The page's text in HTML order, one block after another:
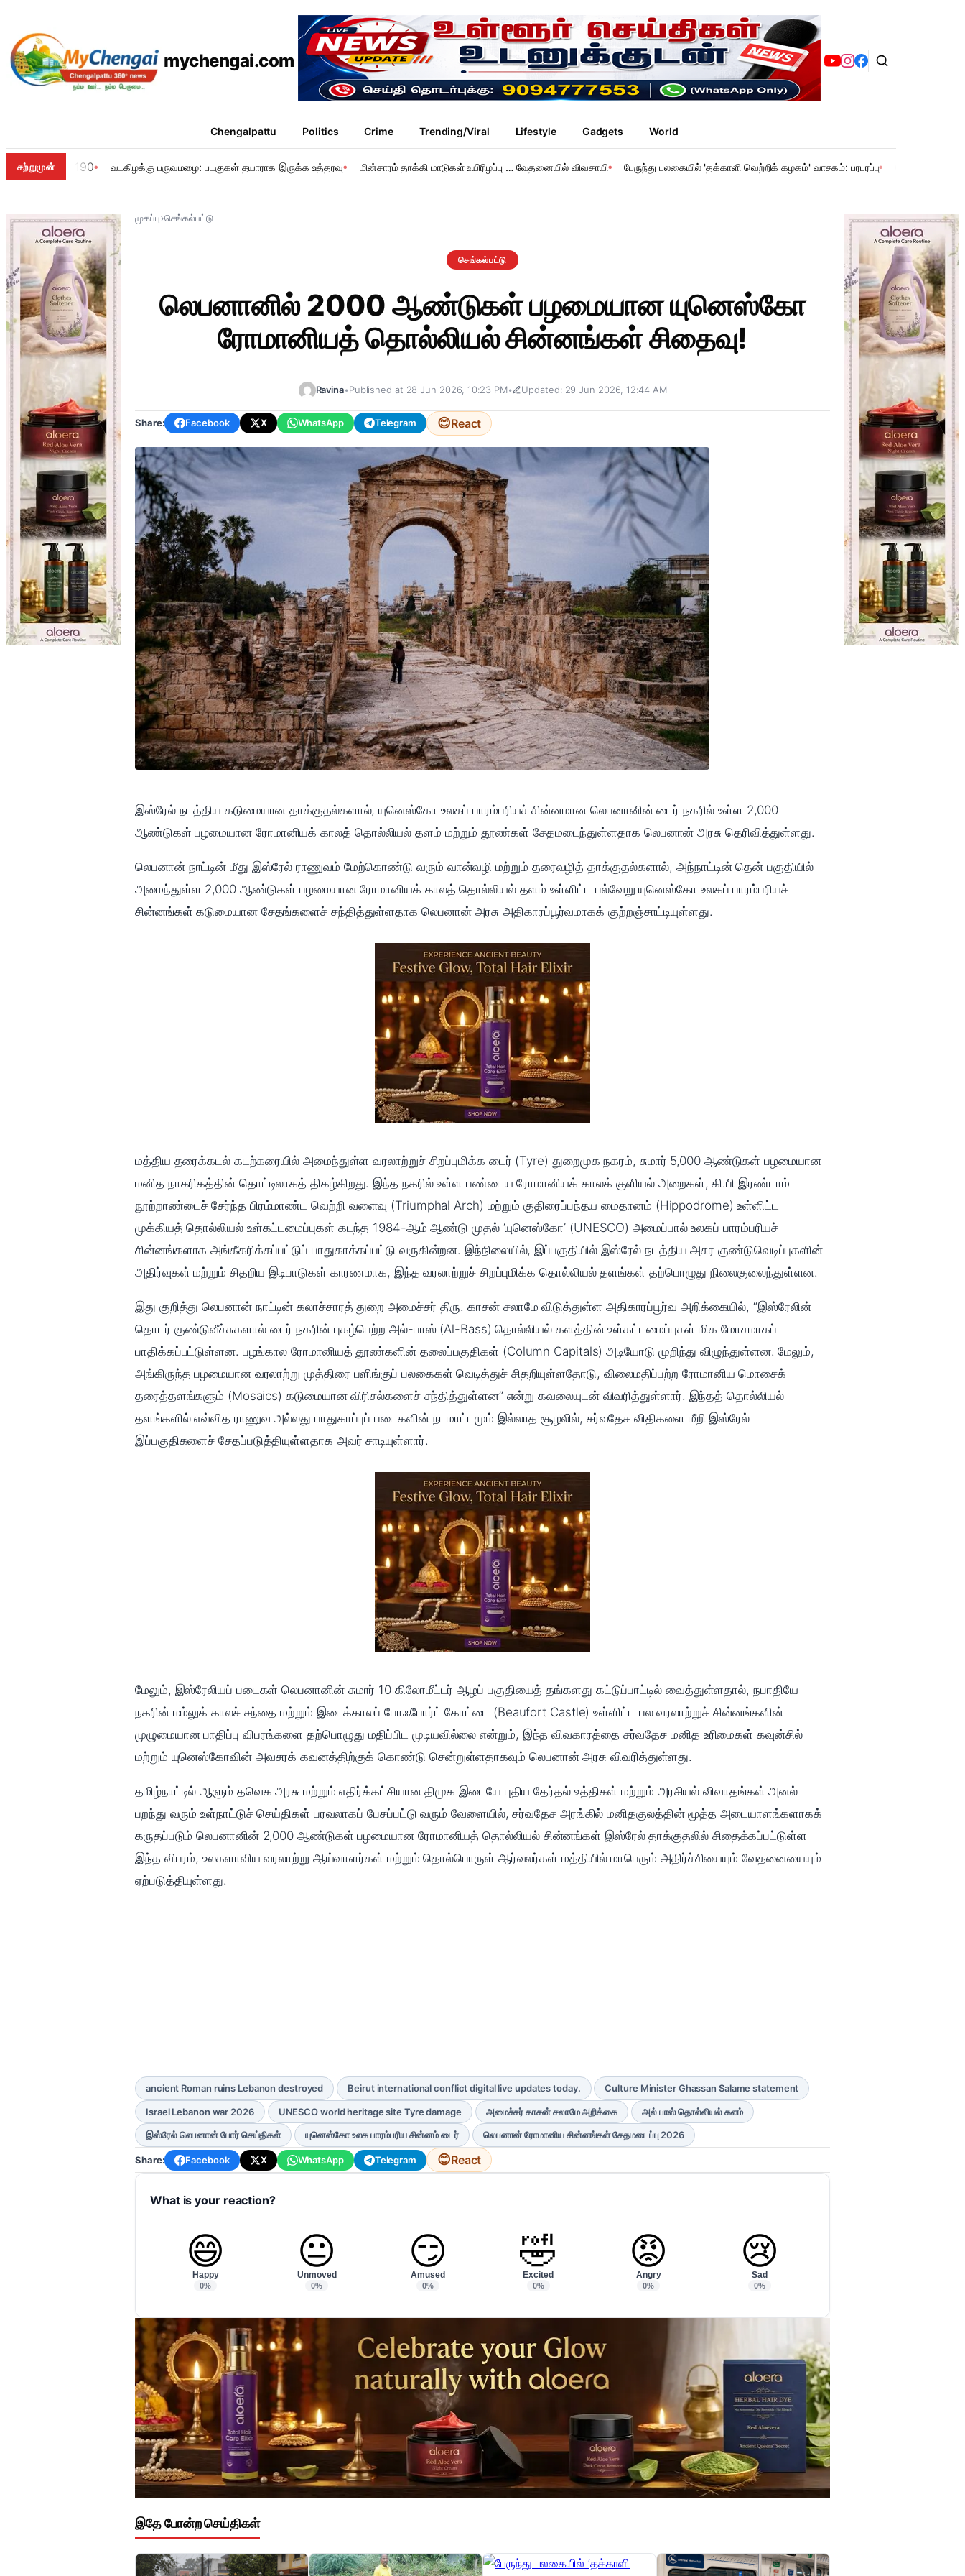
mychengai.com
Chengalpattu Politics Crime Trending/Viral Lifestyle Gadgets World
சற்றுமுன் 190 வடகிழக்கு பருவமழை: படகுகள் தயாராக இருக்க உத்தரவு மின்சாரம் தாக்கி மாடுகள் உயிரிழப்பு … வேதனையில் விவசாயி பேருந்து பலகையில் 'தக்காளி வெற்றிக் கழகம்' வாசகம்: பரபரப்பு
முகப்பு›செங்கல்பட்டு
செங்கல்பட்டு
லெபனானில் 2000 ஆண்டுகள் பழமையான யுனெஸ்கோ
ரோமானியத் தொல்லியல் சின்னங்கள் சிதைவு!
Ravina•Published at 28 Jun 2026, 10:23 PM• Updated: 29 Jun 2026, 12:44 AM
Share: Facebook X WhatsApp Telegram 😊React
இஸ்ரேல் நடத்திய கடுமையான தாக்குதல்களால், யுனெஸ்கோ உலகப் பாரம்பரியச் சின்னமான லெபனானின் டைர் நகரில் உள்ள 2,000
ஆண்டுகள் பழமையான ரோமானியக் காலத் தொல்லியல் தளம் மற்றும் தூண்கள் சேதமடைந்துள்ளதாக லெபனான் அரசு தெரிவித்துள்ளது.
லெபனான் நாட்டின் மீது இஸ்ரேல் ராணுவம் மேற்கொண்டு வரும் வான்வழி மற்றும் தரைவழித் தாக்குதல்களால், அந்நாட்டின் தென் பகுதியில்
அமைந்துள்ள 2,000 ஆண்டுகள் பழமையான ரோமானியக் காலத் தொல்லியல் தளம் உள்ளிட்ட பல்வேறு யுனெஸ்கோ உலகப் பாரம்பரியச்
சின்னங்கள் கடுமையான சேதங்களைச் சந்தித்துள்ளதாக லெபனான் அரசு அதிகாரப்பூர்வமாகக் குற்றஞ்சாட்டியுள்ளது.
மத்திய தரைக்கடல் கடற்கரையில் அமைந்துள்ள வரலாற்றுச் சிறப்புமிக்க டைர் (Tyre) துறைமுக நகரம், சுமார் 5,000 ஆண்டுகள் பழமையான
மனித நாகரிகத்தின் தொட்டிலாகத் திகழ்கிறது. இந்த நகரில் உள்ள பண்டைய ரோமானியக் காலக் குளியல் அறைகள், கி.பி இரண்டாம்
நூற்றாண்டைச் சேர்ந்த பிரம்மாண்ட வெற்றி வளைவு (Triumphal Arch) மற்றும் குதிரைப்பந்தய மைதானம் (Hippodrome) உள்ளிட்ட
முக்கியத் தொல்லியல் உள்கட்டமைப்புகள் கடந்த 1984-ஆம் ஆண்டு முதல் ‘யுனெஸ்கோ’ (UNESCO) அமைப்பால் உலகப் பாரம்பரியச்
சின்னங்களாக அங்கீகரிக்கப்பட்டுப் பாதுகாக்கப்பட்டு வருகின்றன. இந்நிலையில், இப்பகுதியில் இஸ்ரேல் நடத்திய அசுர குண்டுவெடிப்புகளின்
அதிர்வுகள் மற்றும் சிதறிய இடிபாடுகள் காரணமாக, இந்த வரலாற்றுச் சிறப்புமிக்க தொல்லியல் தளங்கள் தற்பொழுது நிலைகுலைந்துள்ளன.
இது குறித்து லெபனான் நாட்டின் கலாச்சாரத் துறை அமைச்சர் திரு. காசன் சலாமே விடுத்துள்ள அதிகாரப்பூர்வ அறிக்கையில், “இஸ்ரேலின்
தொடர் குண்டுவீச்சுகளால் டைர் நகரின் புகழ்பெற்ற அல்-பாஸ் (Al-Bass) தொல்லியல் களத்தின் உள்கட்டமைப்புகள் மிக மோசமாகப்
பாதிக்கப்பட்டுள்ளன. பழங்கால ரோமானியத் தூண்களின் தலைப்பகுதிகள் (Column Capitals) அடியோடு முறிந்து விழுந்துள்ளன. மேலும்,
அங்கிருந்த பழமையான வரலாற்று முத்திரை பளிங்குப் பலகைகள் வெடித்துச் சிதறியுள்ளதோடு, விலைமதிப்பற்ற ரோமானிய மொசைக்
தரைத்தளங்களும் (Mosaics) கடுமையான விரிசல்களைச் சந்தித்துள்ளன” என்று கவலையுடன் விவரித்துள்ளார். இந்தத் தொல்லியல்
தளங்களில் எவ்வித ராணுவ அல்லது பாதுகாப்புப் படைகளின் நடமாட்டமும் இல்லாத சூழலில், சர்வதேச விதிகளை மீறி இஸ்ரேல்
இப்பகுதிகளைச் சேதப்படுத்தியுள்ளதாக அவர் சாடியுள்ளார்.
மேலும், இஸ்ரேலியப் படைகள் லெபனானின் சுமார் 10 கிலோமீட்டர் ஆழப் பகுதியைத் தங்களது கட்டுப்பாட்டில் வைத்துள்ளதால், நபாதியே
நகரின் மம்லுக் காலச் சந்தை மற்றும் இடைக்காலப் போஃபோர்ட் கோட்டை (Beaufort Castle) உள்ளிட்ட பல வரலாற்றுச் சின்னங்களின்
முழுமையான பாதிப்பு விபரங்களை தற்பொழுது மதிப்பிட முடியவில்லை என்றும், இந்த விவகாரத்தை சர்வதேச மனித உரிமைகள் கவுன்சில்
மற்றும் யுனெஸ்கோவின் அவசரக் கவனத்திற்குக் கொண்டு சென்றுள்ளதாகவும் லெபனான் அரசு விவரித்துள்ளது.
தமிழ்நாட்டில் ஆளும் தவெக அரசு மற்றும் எதிர்க்கட்சியான திமுக இடையே புதிய தேர்தல் உத்திகள் மற்றும் அரசியல் விவாதங்கள் அனல்
பறந்து வரும் உள்நாட்டுச் செய்திகள் பரவலாகப் பேசப்பட்டு வரும் வேளையில், சர்வதேச அரங்கில் மனிதகுலத்தின் மூத்த அடையாளங்களாகக்
கருதப்படும் லெபனானின் 2,000 ஆண்டுகள் பழமையான ரோமானியத் தொல்லியல் சின்னங்கள் இஸ்ரேல் தாக்குதலில் சிதைக்கப்பட்டுள்ள
இந்த விபரம், உலகளாவிய வரலாற்று ஆய்வாளர்கள் மற்றும் தொல்பொருள் ஆர்வலர்கள் மத்தியில் மாபெரும் அதிர்ச்சியையும் வேதனையையும்
ஏற்படுத்தியுள்ளது.
ancient Roman ruins Lebanon destroyed Beirut international conflict digital live updates today. Culture Minister Ghassan Salame statement
Israel Lebanon war 2026 UNESCO world heritage site Tyre damage அமைச்சர் காசன் சலாமே அறிக்கை அல் பாஸ் தொல்லியல் களம்
இஸ்ரேல் லெபனான் போர் செய்திகள் யுனெஸ்கோ உலக பாரம்பரிய சின்னம் டைர் லெபனான் ரோமானிய சின்னங்கள் சேதமடைப்பு 2026
Share: Facebook X WhatsApp Telegram 😊React
What is your reaction?
😄
Happy
0%
😐
Unmoved
0%
😏
Amused
0%
🤣
Excited
0%
😡
Angry
0%
😢
Sad
0%
இதே போன்ற செய்திகள்